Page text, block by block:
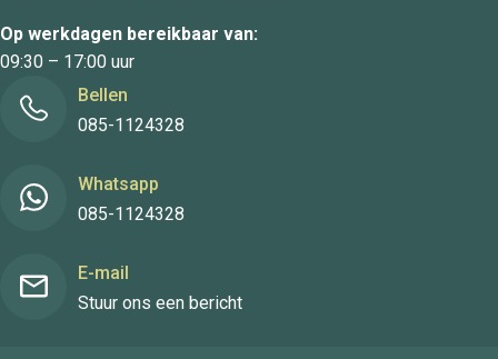
Op werkdagen bereikbaar van:
09:30 – 17:00 uur
Bellen
085-1124328
Whatsapp
085-1124328
E-mail
Stuur ons een bericht